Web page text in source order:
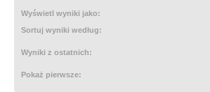
Wyświetl wyniki jako:
Sortuj wyniki według:
Wyniki z ostatnich:
Pokaż pierwsze: